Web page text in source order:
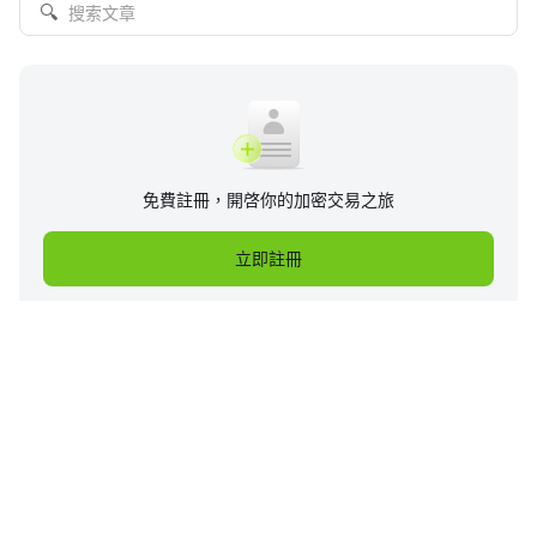
🔍
免費註冊，開啓你的加密交易之旅
立即註冊